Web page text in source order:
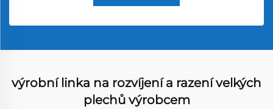
výrobní linka na rozvíjení a razení velkých
plechů výrobcem